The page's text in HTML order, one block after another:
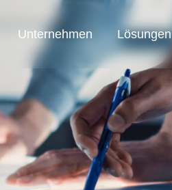
Unternehmen
SAB Austria
SAB Automation
SAB Smart Solution
Lösungen